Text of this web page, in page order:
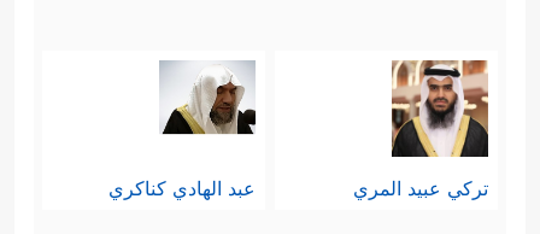
تركي عبيد المري عبد الهادي كناكري